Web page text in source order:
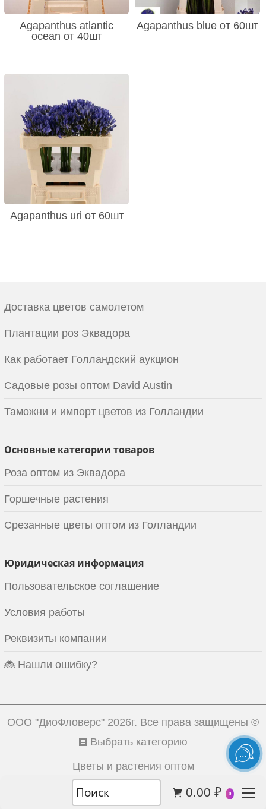
0.00 ₽ 0
Agapanthus atlantic
ocean от 40шт
Agapanthus blue от 60шт
Agapanthus uri от 60шт
Доставка цветов самолетом
Плантации роз Эквадора
Как работает Голландский аукцион
Садовые розы оптом David Austin
Таможни и импорт цветов из Голландии
Основные категории товаров
Роза оптом из Эквадора
Горшечные растения
Срезанные цветы оптом из Голландии
Юридическая информация
Пользовательское соглашение
Условия работы
Реквизиты компании
🐞 Нашли ошибку?
ООО "ДиоФловерс" 2026г. Все права защищены ©
Выбрать категорию
Цветы и растения оптом